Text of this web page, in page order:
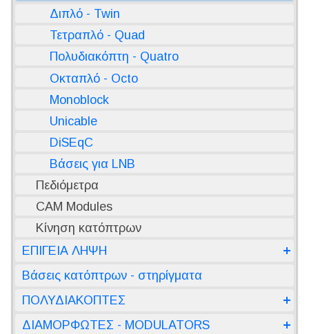
Διπλό - Twin
Τετραπλό - Quad
Πολυδιακόπτη - Quatro
Οκταπλό - Octo
Monoblock
Unicable
DiSEqC
Βάσεις για LNB
Πεδιόμετρα
CAM Modules
Κίνηση κατόπτρων
ΕΠΙΓΕΙΑ ΛΗΨΗ
Βάσεις κατόπτρων - στηρίγματα
ΠΟΛΥΔΙΑΚΟΠΤΕΣ
ΔΙΑΜΟΡΦΩΤΕΣ - MODULATORS